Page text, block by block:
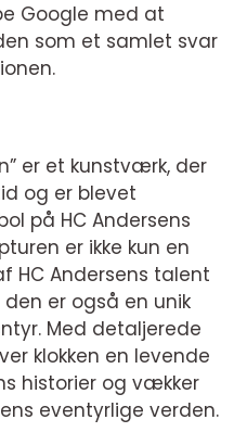
Google med at
som et samlet svar
er et kunstværk, der
og er blevet
på HC Andersens
er ikke kun en
Andersens talent
er også en unik
Med detaljerede
klokken en levende
historier og vækker
eventyrlige verden.